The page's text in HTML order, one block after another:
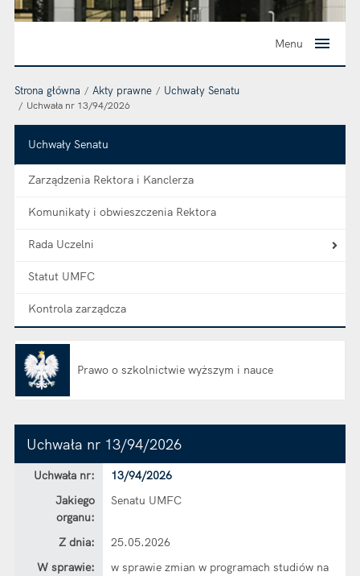
Menu
Strona główna Akty prawne Uchwały Senatu
Uchwała nr 13/94/2026
Uchwały Senatu
Zarządzenia Rektora i Kanclerza
Komunikaty i obwieszczenia Rektora
Rada Uczelni
Statut UMFC
Kontrola zarządcza
Prawo o szkolnictwie wyższym i nauce
Uchwała nr 13/94/2026
Uchwała nr:
13/94/2026
Jakiego
organu:
Senatu UMFC
Z dnia:
25.05.2026
W sprawie:
w sprawie zmian w programach studiów na